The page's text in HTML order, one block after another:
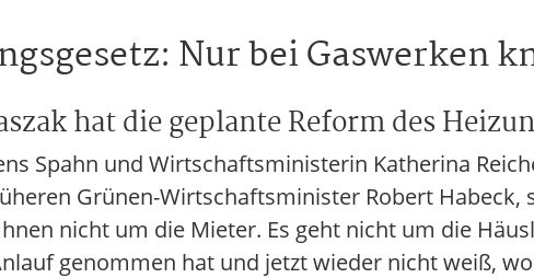
Nur bei Gaswerken
hat die geplante Reform des
Spahn und Wirtschaftsministerin Katherina
Grünen-Wirtschaftsminister Robert Habeck,
nicht um die Mieter. Es geht nicht um die
genommen hat und jetzt wieder nicht weiß,